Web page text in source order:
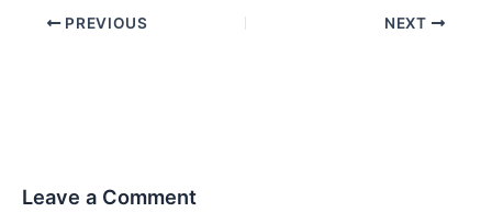
Post PREVIOUS NEXT
Leave a Comment